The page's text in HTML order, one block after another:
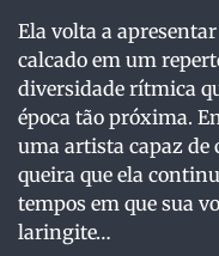
Ela volta a
calcado em um
diversidade rítmica
época tão próxima.
uma artista capaz de
queira que ela
tempos em que sua
laringite…